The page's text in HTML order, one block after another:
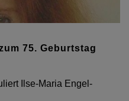
75. Geburtstag
Ilse-Maria Engel-